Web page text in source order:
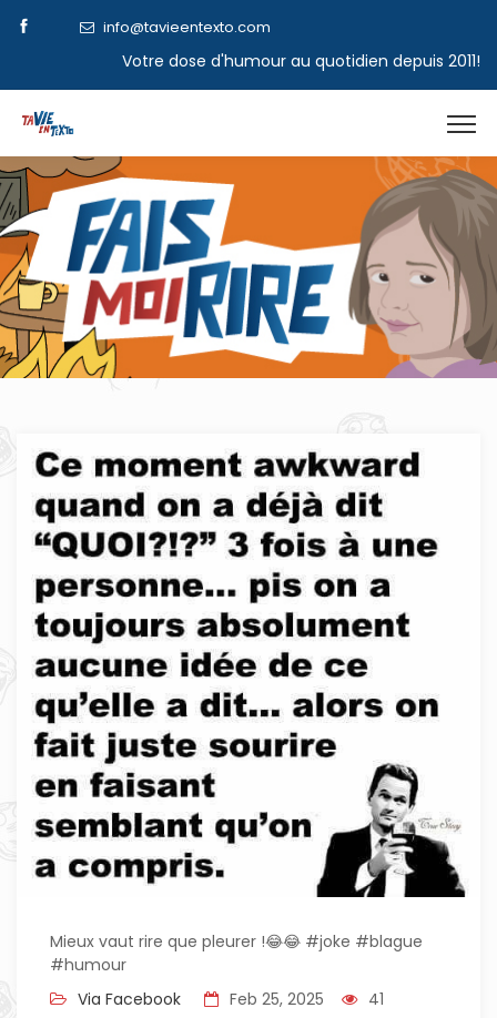
info@tavieentexto.com
Votre dose d'humour au quotidien depuis 2011!
Mieux vaut rire que pleurer !😂😂 #joke #blague
#humour
Via Facebook
Feb 25, 2025
41